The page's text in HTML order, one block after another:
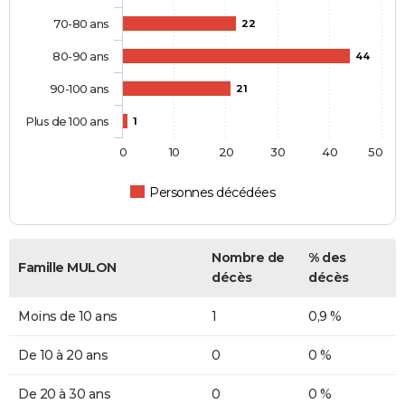
22
44
21
1
Personnes décédées
70-80 ans
80-90 ans
90-100 ans
Plus de 100 ans
0 10 20 30 40 50
Famille MULON
Nombre de
décès
% des
décès
Moins de 10 ans 1 0,9 %
De 10 à 20 ans 0 0 %
De 20 à 30 ans 0 0 %